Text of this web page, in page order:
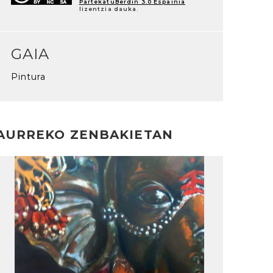
PartekatuBerdin 3.0 Espainia
lizentzia dauka.
GAIA
Pintura
ZENBAKIETAN